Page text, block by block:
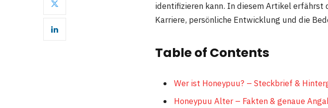
identifizieren kann. In diesem Artikel erfährst
Karriere, persönliche Entwicklung und die
Table of Contents
Wer ist Honeypuu? – Steckbrief &
Honeypuu Alter – Fakten & genaue